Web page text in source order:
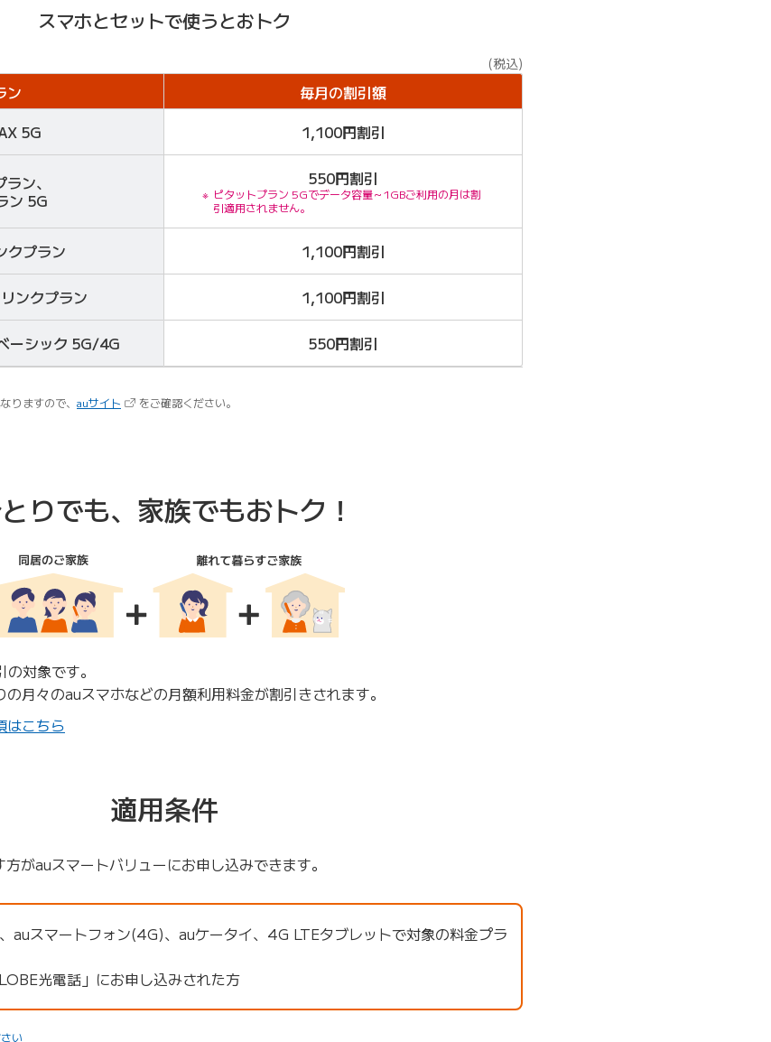
スマホとセットで使うとおトク
(税込)
ン
毎月の割引額
5G
1,100円割引
ン、
ン 5G
550円割引
ピタットプラン 5Gでデータ容量～1GBご利用の月は割
引適用されません。
クプラン 1,100円割引
ンクプラン 1,100円割引
ーシック 5G/4G 550円割引
りますので、 auサイト （新しいタブで開きます）
をご確認ください。
りでも、家族でもおトク！
対象です。
月々のauスマホなどの月額利用料金が割引きされます。
はこちら
適用条件
がauスマートバリューにお申し込みできます。
auスマートフォン(4G)、auケータイ、4G LTEタブレットで対象の料金プラ
光電話」にお申し込みされた方
い